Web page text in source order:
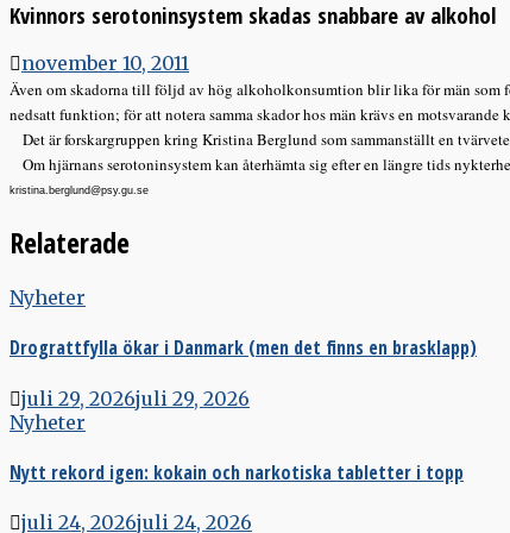
Kvinnors serotoninsystem skadas snabbare av alkohol
november 10, 2011
Även om skadorna till följd av hög alkoholkonsumtion blir lika för män som
nedsatt funktion; för att notera samma skador hos män krävs en
Det är forskargruppen kring Kristina Berglund som sammanställt en
Om hjärnans serotoninsystem kan återhämta sig efter en längre tids
kristina.berglund@psy.gu.se
Relaterade
Nyheter
Drograttfylla ökar i Danmark (men det finns en brasklapp)
juli 29, 2026juli 29, 2026
Nyheter
Nytt rekord igen: kokain och narkotiska tabletter i topp
juli 24, 2026juli 24, 2026